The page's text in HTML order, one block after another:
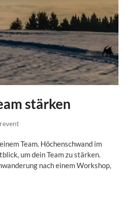
stärken
Team. Höchenschwand im
um dein Team zu stärken.
nach einem Workshop,